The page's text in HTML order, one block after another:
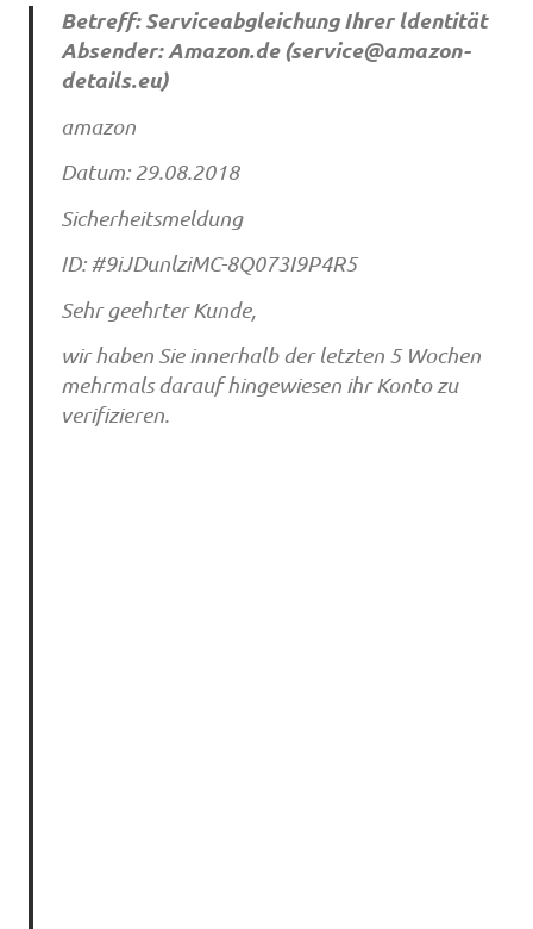
Betreff: Serviceabgleichung Ihrer ldentität
Absender: Amazon.de (service@amazon-
details.eu)
amazon
Datum: 29.08.2018
Sicherheitsmeldung
ID: #9iJDunlziMC-8Q073I9P4R5
Sehr geehrter Kunde,
wir haben Sie innerhalb der letzten 5 Wochen
mehrmals darauf hingewiesen ihr Konto zu
verifizieren.